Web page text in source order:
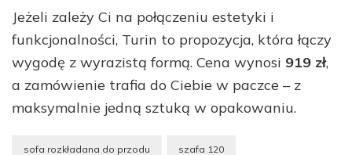
Jeżeli zależy Ci na połączeniu estetyki i
funkcjonalności, Turin to propozycja, która łączy
wygodę z wyrazistą formą. Cena wynosi 919 zł,
a zamówienie trafia do Ciebie w paczce – z
maksymalnie jedną sztuką w opakowaniu.
sofa rozkładana do przodu szafa 120